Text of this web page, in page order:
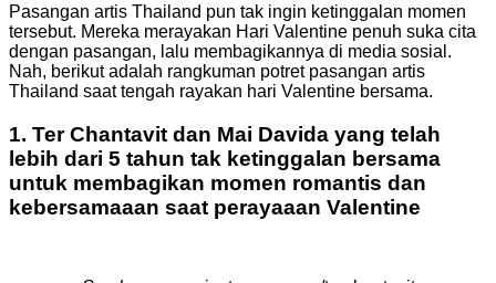
Pasangan artis Thailand pun tak ingin ketinggalan momen
tersebut. Mereka merayakan Hari Valentine penuh suka cita
dengan pasangan, lalu membagikannya di media sosial.
Nah, berikut adalah rangkuman potret pasangan artis
Thailand saat tengah rayakan hari Valentine bersama.
1. Ter Chantavit dan Mai Davida yang telah
lebih dari 5 tahun tak ketinggalan bersama
untuk membagikan momen romantis dan
kebersamaaan saat perayaaan Valentine